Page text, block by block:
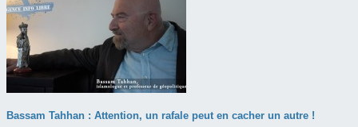
Bassam Tahhan : Attention, un rafale peut en cacher un autre !